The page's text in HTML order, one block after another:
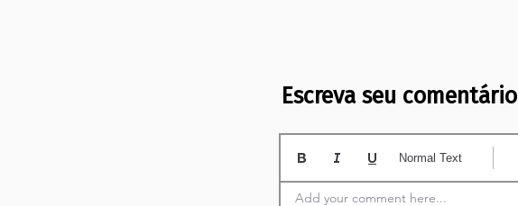
​Escreva seu comentário
Add your comment here...
Normal Text